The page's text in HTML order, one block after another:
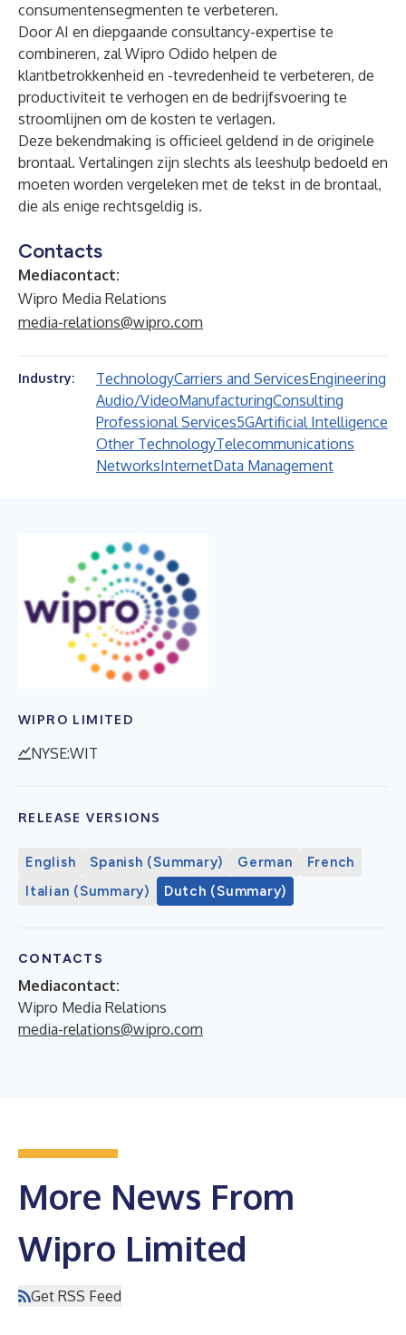
consumentensegmenten te verbeteren.
Door AI en diepgaande consultancy-expertise te
combineren, zal Wipro Odido helpen de
klantbetrokkenheid en -tevredenheid te verbeteren, de
productiviteit te verhogen en de bedrijfsvoering te
stroomlijnen om de kosten te verlagen.
Deze bekendmaking is officieel geldend in de originele
brontaal. Vertalingen zijn slechts als leeshulp bedoeld en
moeten worden vergeleken met de tekst in de brontaal,
die als enige rechtsgeldig is.
Contacts
Mediacontact:
Wipro Media Relations
media-relations@wipro.com
Industry: TechnologyCarriers and ServicesEngineering
Audio/VideoManufacturingConsulting
Professional Services5GArtificial Intelligence
Other TechnologyTelecommunications
NetworksInternetData Management
WIPRO LIMITED
NYSE:WIT
RELEASE VERSIONS
English Spanish (Summary) German
French
Italian (Summary)
Dutch (Summary)
CONTACTS
Mediacontact:
Wipro Media Relations
media-relations@wipro.com
More News From
Wipro Limited
Get RSS Feed